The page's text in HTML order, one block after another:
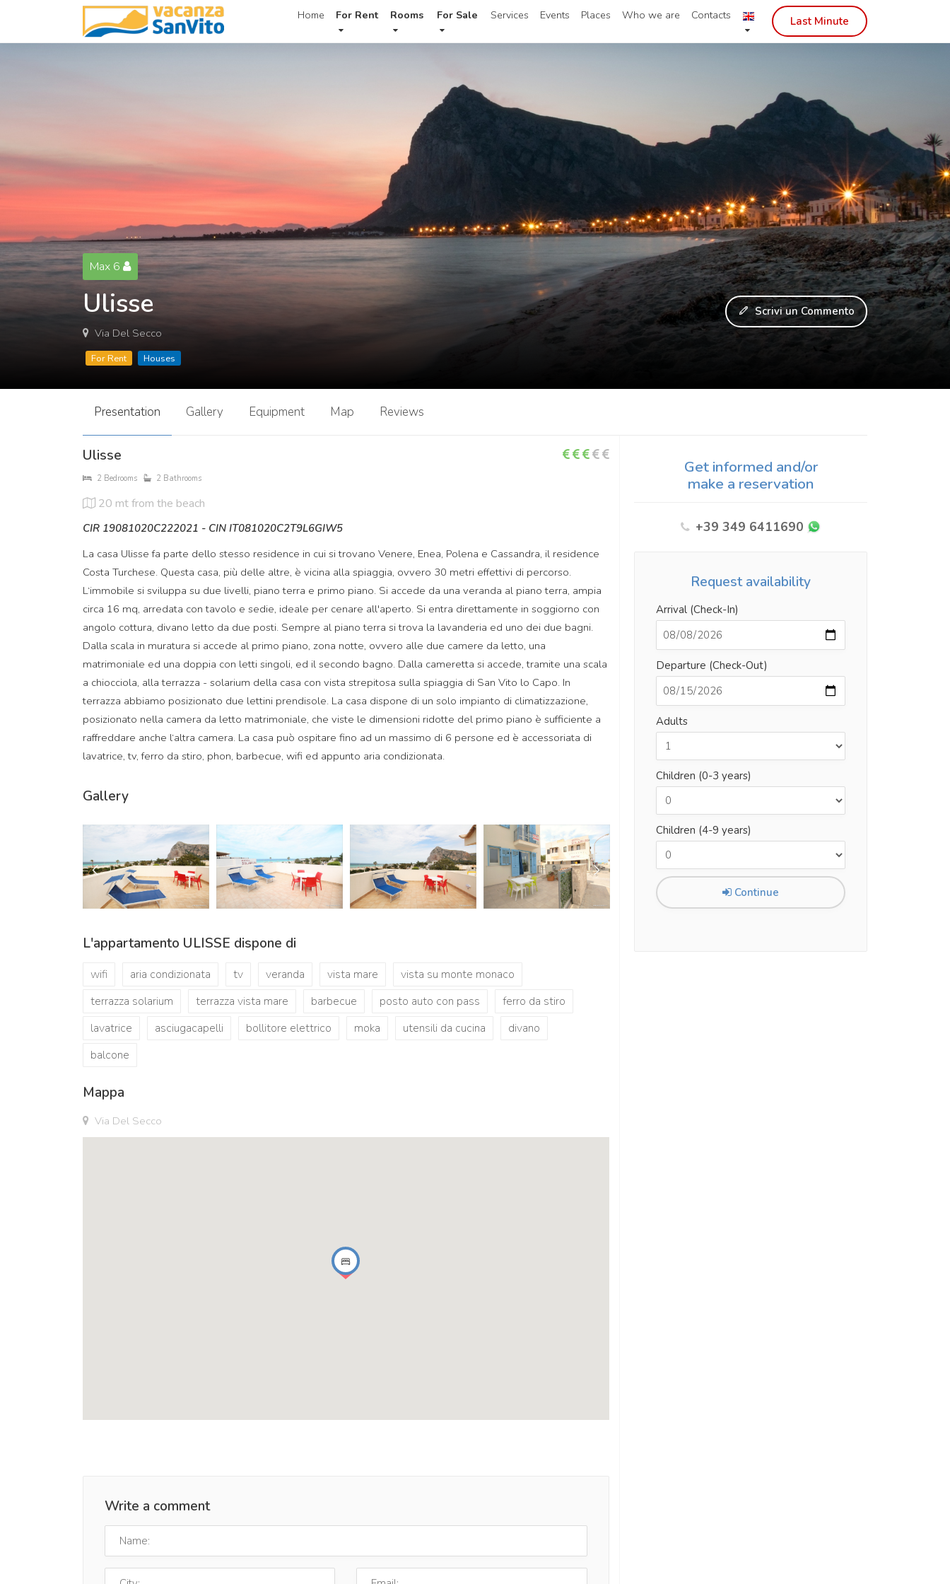
Home For Rent Rooms For Sale Services Events Places Who we are Contacts Last Minute
Max 6
Ulisse
Via Del Secco
For Rent Houses
Scrivi un Commento
Presentation Gallery Equipment Map Reviews
Ulisse
2 Bedrooms 2 Bathrooms
20 mtfrom the beach
CIR 19081020C222021 - CIN IT081020C2T9L6GIW5
La casa Ulisse fa parte dello stesso residence in cui si trovano Venere, Enea, Polena e Cassandra, il residence
Costa Turchese. Questa casa, più delle altre, è vicina alla spiaggia, ovvero 30 metri effettivi di percorso.
L‘immobile si sviluppa su due livelli, piano terra e primo piano. Si accede da una veranda al piano terra, ampia
circa 16 mq, arredata con tavolo e sedie, ideale per cenare all'aperto. Si entra direttamente in soggiorno con
angolo cottura, divano letto da due posti. Sempre al piano terra si trova la lavanderia ed uno dei due bagni.
Dalla scala in muratura si accede al primo piano, zona notte, ovvero alle due camere da letto, una
matrimoniale ed una doppia con letti singoli, ed il secondo bagno. Dalla cameretta si accede, tramite una scala
a chiocciola, alla terrazza - solarium della casa con vista strepitosa sulla spiaggia di San Vito lo Capo. In
terrazza abbiamo posizionato due lettini prendisole. La casa dispone di un solo impianto di climatizzazione,
posizionato nella camera da letto matrimoniale, che viste le dimensioni ridotte del primo piano è sufficiente a
raffreddare anche l‘altra camera. La casa può ospitare fino ad un massimo di 6 persone ed è accessoriata di
lavatrice, tv, ferro da stiro, phon, barbecue, wifi ed appunto aria condizionata.
Gallery
L'appartamento ULISSE dispone di
wifi aria condizionata tv veranda vista mare
vista su monte monaco
terrazza solarium
terrazza vista mare barbecue posto auto con pass
ferro da stiro
lavatrice
asciugacapelli bollitore elettrico moka utensili da cucina
divano
balcone
Mappa
Via Del Secco
Write a comment
Get informed and/or
make a reservation
+39 349 6411690
Request availability
Arrival (Check-In)
Departure (Check-Out)
Adults
Children (0-3 years)
Children (4-9 years)
Continue